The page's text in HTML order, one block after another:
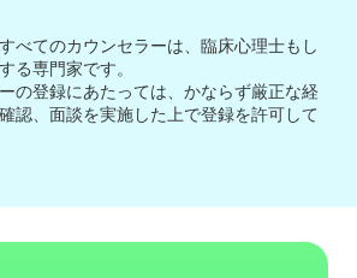
べてのカウンセラーは、臨床心理士もし
る専門家です。
の登録にあたっては、かならず厳正な経
認、面談を実施した上で登録を許可して